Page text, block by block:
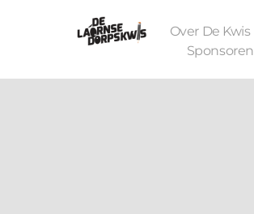
Over De Kwis
Sponsoren